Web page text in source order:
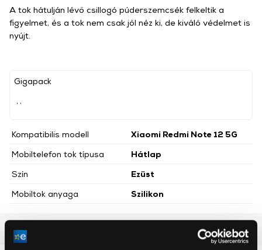
Gigapack
Kompatibilis modell
Xiaomi Redmi Note 12 5G
Mobiltelefon tok típusa
Hátlap
Szín
Ezüst
Mobiltok anyaga
Szilikon
A tok hátulján lévő csillogó púderszemcsék felkeltik a
figyelmet, és a tok nem csak jól néz ki, de kiváló védelmet is
nyújt.
Részletes ismertető